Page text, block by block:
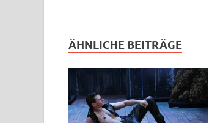
ÄHNLICHE BEITRÄGE